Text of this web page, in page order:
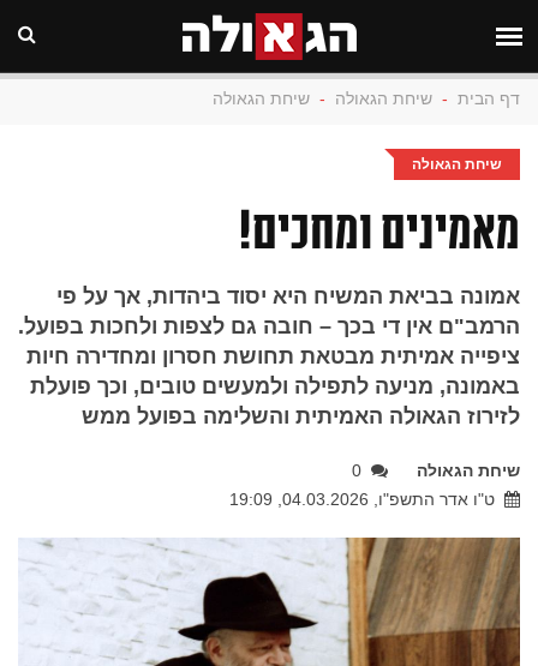
דף הבית - שיחת הגאולה - שיחת הגאולה
שיחת הגאולה
מאמינים ומחכים!
אמונה בביאת המשיח היא יסוד ביהדות, אך על פי
הרמב"ם אין די בכך – חובה גם לצפות ולחכות בפועל.
ציפייה אמיתית מבטאת תחושת חסרון ומחדירה חיות
באמונה, מניעה לתפילה ולמעשים טובים, וכך פועלת
לזירוז הגאולה האמיתית והשלימה בפועל ממש
שיחת הגאולה
0
ט"ו אדר התשפ"ו, 04.03.2026, 19:09